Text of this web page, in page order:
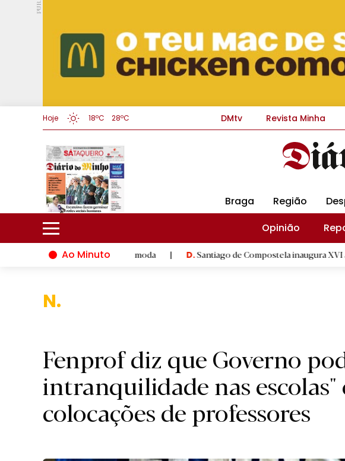
PUB.
Hoje 18ºC 28ºC DMtv Revista Minha
Braga Região
Opinião
Ao Minuto
do mundo da moda D.Santiago de Compostela inaugura XVI Jogos do
Nacion
Fenprof diz que Governo
intranquilidade nas escolas"
colocações de professores